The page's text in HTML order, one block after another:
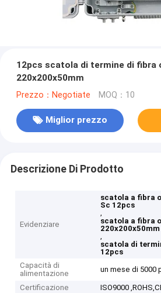
12pcs scatola di termine di fibra
220x200x50mm
Prezzo：Negotiate MOQ：10
Miglior prezzo
Descrizione Di Prodotto
Evidenziare
scatola a fibra
Sc 12pcs
,
scatola a fibra
220x200x50mm
,
scatola di
12pcs
Capacità di
alimentazione
un mese di 5000
Certificazione
ISO9000